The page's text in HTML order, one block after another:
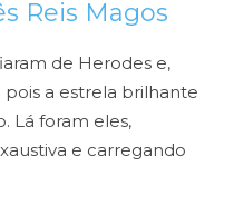
Reis Magos
de Herodes e,
a estrela brilhante
Lá foram eles,
e carregando